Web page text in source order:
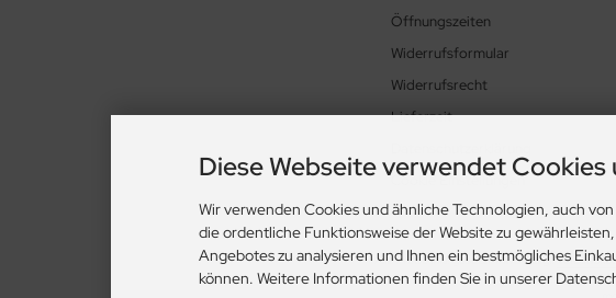
Öffnungszeiten
Widerrufsformular
Widerrufsrecht
Lieferzeit
Cookie Einstellungen
Alle Preise inkl. gesetzl. MwSt. zzgl.
Lederweigel Mr.Ben ©
Diese Webseite verwendet
Wir verwenden Cookies und ähnliche Technologien, auch
die ordentliche Funktionsweise der Website zu
Angebotes zu analysieren und Ihnen ein bestmögliches
können. Weitere Informationen finden Sie in unserer